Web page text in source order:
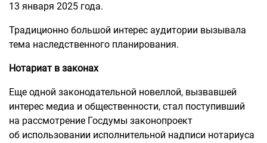
13 января 2025 года.
Традиционно большой интерес аудитории вызывала
тема наследственного планирования.
Нотариат в законах
Еще одной законодательной новеллой, вызвавшей
интерес медиа и общественности, стал поступивший
на рассмотрение Госдумы законопроект
об использовании исполнительной надписи нотариуса